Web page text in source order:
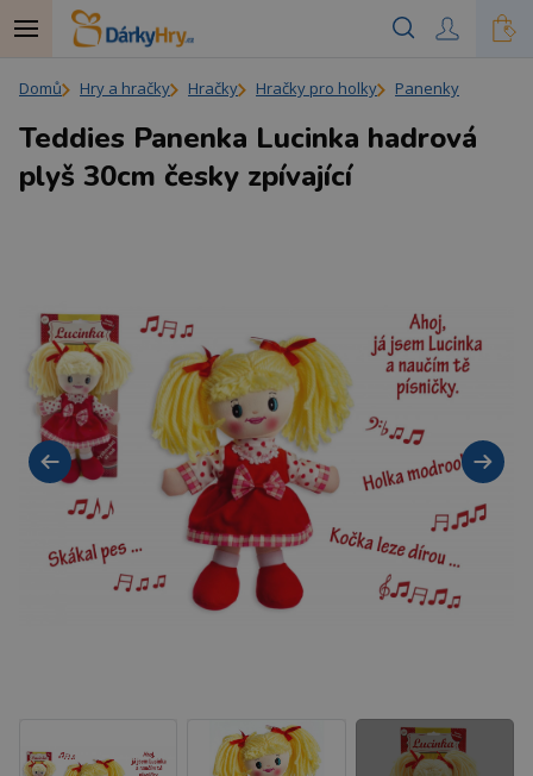
Domů Hry a hračky Hračky Hračky pro holky Panenky
Teddies Panenka Lucinka hadrová
plyš 30cm česky zpívající